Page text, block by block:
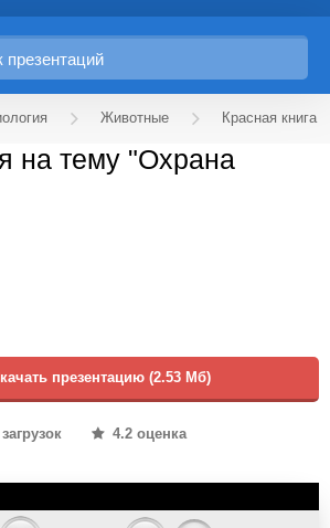
Животные Красная книга
на тему "Охрана
презентацию (2.53 Мб)
4.2 оценка